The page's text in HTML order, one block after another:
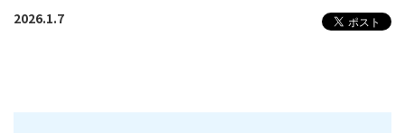
2026.1.7